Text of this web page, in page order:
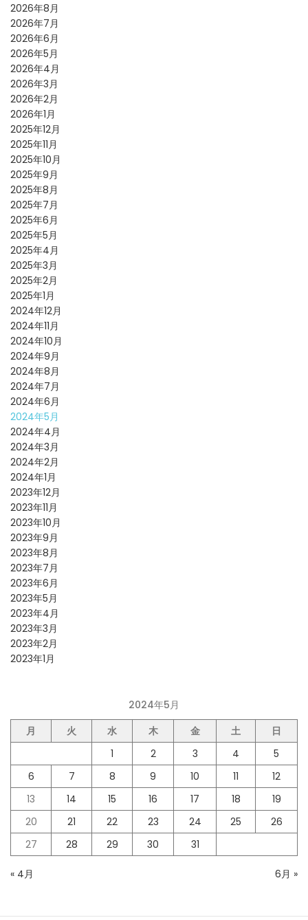
2026年8月
2026年7月
2026年6月
2026年5月
2026年4月
2026年3月
2026年2月
2026年1月
2025年12月
2025年11月
2025年10月
2025年9月
2025年8月
2025年7月
2025年6月
2025年5月
2025年4月
2025年3月
2025年2月
2025年1月
2024年12月
2024年11月
2024年10月
2024年9月
2024年8月
2024年7月
2024年6月
2024年5月
2024年4月
2024年3月
2024年2月
2024年1月
2023年12月
2023年11月
2023年10月
2023年9月
2023年8月
2023年7月
2023年6月
2023年5月
2023年4月
2023年3月
2023年2月
2023年1月
2024年5月
月
火 水 木 金 土
日
1
2 3 4
5
6
7 8 9 10 11
12
13
14 15 16 17 18
19
20
21 22 23 24 25
26
27
28 29 30 31
« 4月 6月 »